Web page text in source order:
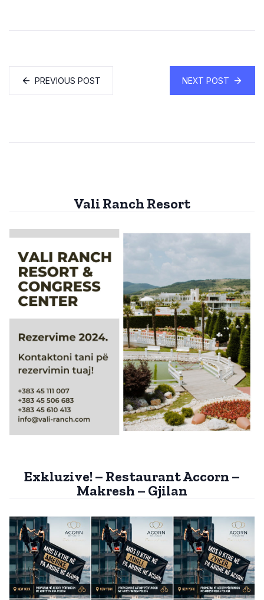
PREVIOUS POST NEXT POST
Vali Ranch Resort
Exkluzive! – Restaurant Accorn –
Makresh – Gjilan